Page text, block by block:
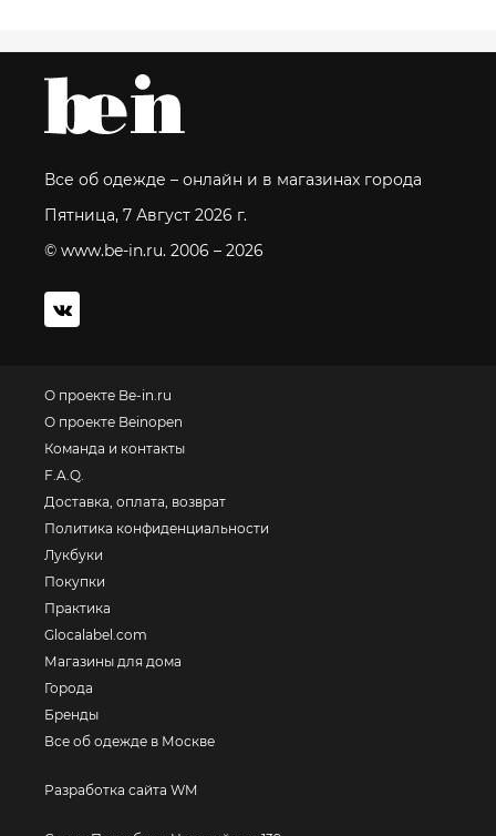
Все об одежде – онлайн и в магазинах города
Пятница, 7 Август 2026 г.
© www.be-in.ru. 2006 – 2026
О проекте Be-in.ru
О проекте Beinopen
Команда и контакты
F.A.Q.
Доставка, оплата, возврат
Политика конфиденциальности
Лукбуки
Покупки
Практика
Glocalabel.com
Магазины для дома
Города
Бренды
Все об одежде в Москве
Разработка сайта WM